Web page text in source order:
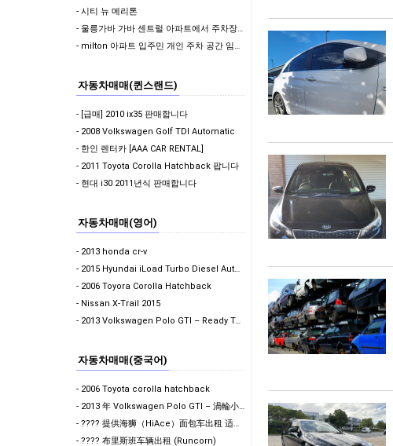
- 시티 뉴 메리톤
- 울릉가바 가바 센트럴 아파트에서 주차장 렌트합니다
- milton 아파트 입주민 개인 주차 공간 임대합니다 (지정석) !!
자동차매매(퀸스랜드)
- [급매] 2010 ix35 판매합니다
- 2008 Volkswagen Golf TDI Automatic
- 한인 렌터카 [AAA CAR RENTAL]
- 2011 Toyota Corolla Hatchback 팝니다
- 현대 i30 2011년식 판매합니다
자동차매매(영어)
- 2013 honda cr-v
- 2015 Hyundai iLoad Turbo Diesel Auto - $13,990 ONO…
- 2006 Toyora Corolla Hatchback
- Nissan X-Trail 2015
- 2013 Volkswagen Polo GTI – Ready To Drive Away
자동차매매(중국어)
- 2006 Toyota corolla hatchback
- 2013 年 Volkswagen Polo GTI – 渦輪小鋼炮
- ???? 提供海狮（HiAce）面包车出租 适合搬家 / 货物运输 / 工地作业使用 欢迎咨询
- ???? 布里斯班车辆出租 (Runcorn)